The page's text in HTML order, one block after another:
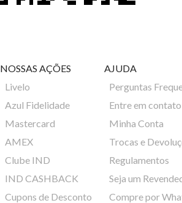
NOSSAS AÇÕES
Livelo
Azul Fidelidade
Mastercard
AMEX
Clube IND
IND CASHBACK
Cupons de Desconto
AJUDA
Perguntas
Entre em contato
Minha Conta
Trocas e
Regulamentos
Seja um
Compre por